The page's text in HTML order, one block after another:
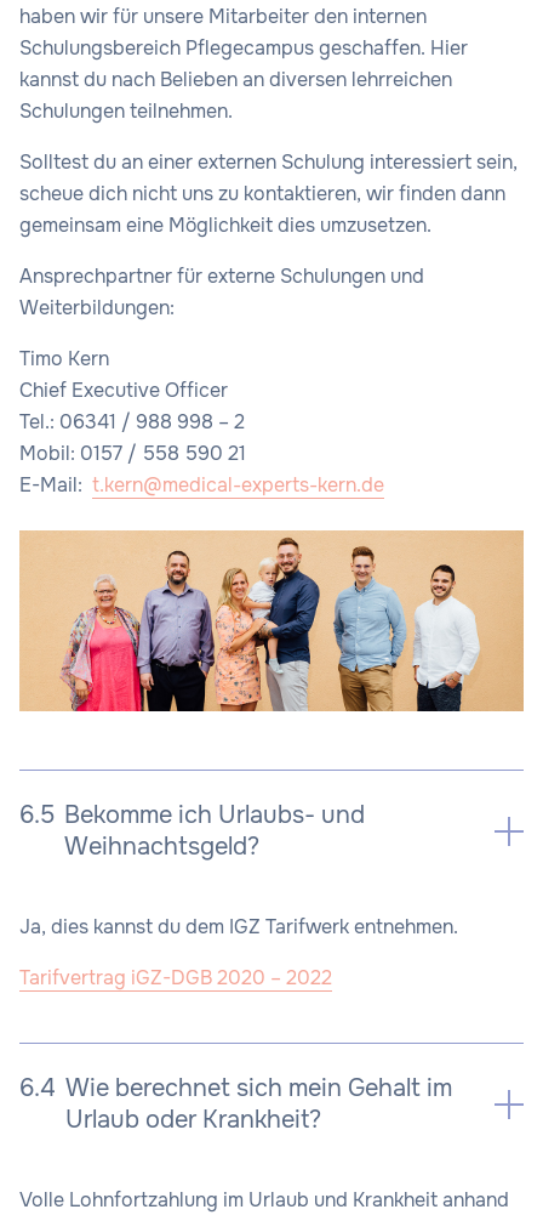
haben wir für unsere Mitarbeiter den internen
Schulungsbereich Pflegecampus geschaffen. Hier
kannst du nach Belieben an diversen lehrreichen
Schulungen teilnehmen.
Solltest du an einer externen Schulung interessiert sein,
scheue dich nicht uns zu kontaktieren, wir finden dann
gemeinsam eine Möglichkeit dies umzusetzen.
Ansprechpartner für externe Schulungen und
Weiterbildungen:
Timo Kern
Chief Executive Officer
Tel.: 06341 / 988 998 – 2
Mobil: 0157 / 558 590 21
E-Mail: t.kern@medical-experts-kern.de
6.5 Bekomme ich Urlaubs- und
Weihnachtsgeld?
Ja, dies kannst du dem IGZ Tarifwerk entnehmen.
Tarifvertrag iGZ-DGB 2020 – 2022
6.4 Wie berechnet sich mein Gehalt im
Urlaub oder Krankheit?
Volle Lohnfortzahlung im Urlaub und Krankheit anhand